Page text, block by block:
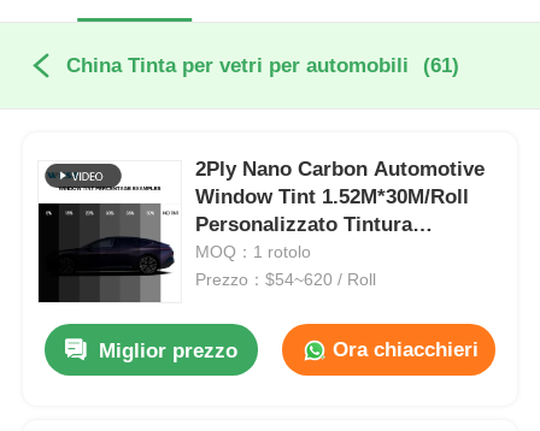
China Tinta per vetri per automobili (61)
2Ply Nano Carbon Automotive
Window Tint 1.52M*30M/Roll
Personalizzato Tintura
autoadesiva per finestre
MOQ：1 rotolo
Prezzo：$54~620 / Roll
Miglior prezzo Ora chiacchieri